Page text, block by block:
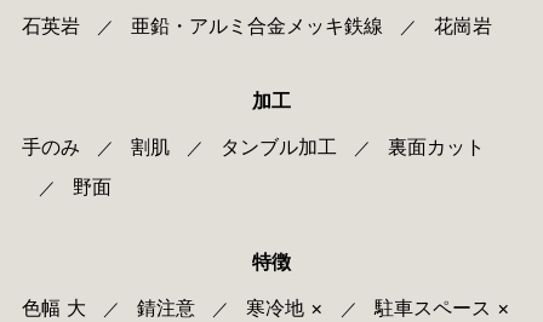
石英岩／ 亜鉛・アルミ合金メッキ鉄線 ／ 花崗岩
加工
手のみ ／ 割肌／ タンブル加工 ／ 裏面カット
／ 野面
特徴
色幅 大 ／ 錆注意／ 寒冷地 × ／ 駐車スペース ×